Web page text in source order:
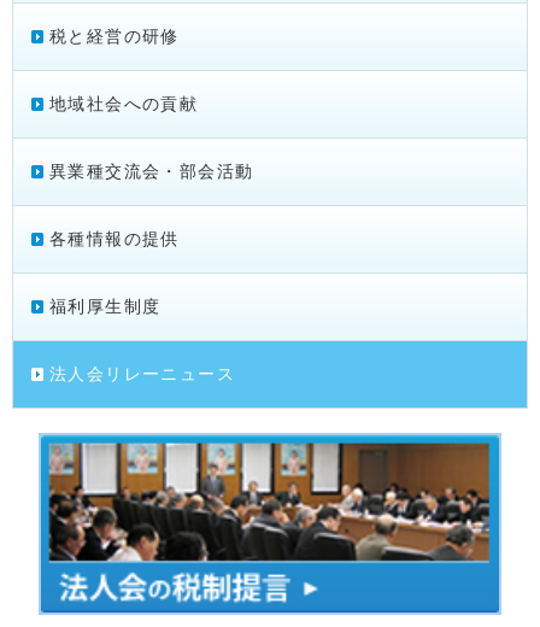
税と経営の研修
地域社会への貢献
異業種交流会・部会活動
各種情報の提供
福利厚生制度
法人会リレーニュース